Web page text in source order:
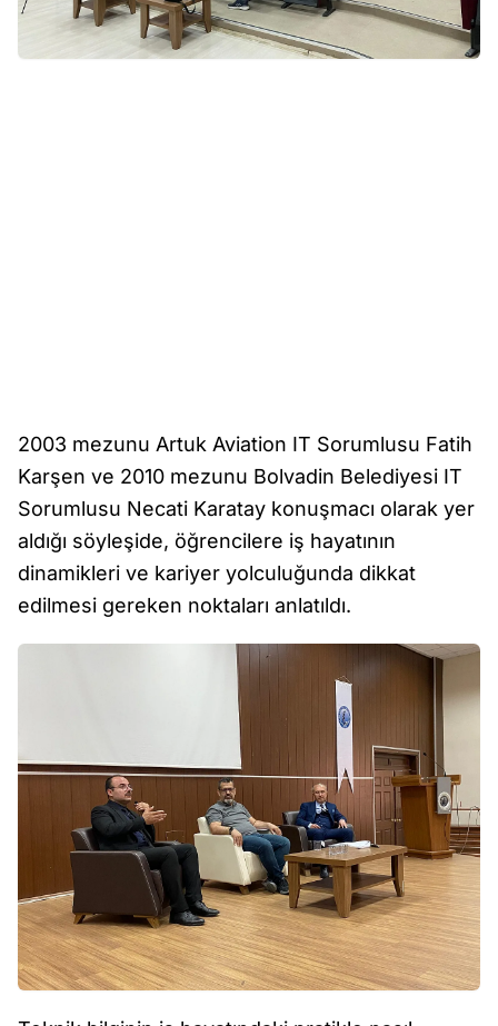
2003 mezunu Artuk Aviation IT Sorumlusu Fatih
Karşen ve 2010 mezunu Bolvadin Belediyesi IT
Sorumlusu Necati Karatay konuşmacı olarak yer
aldığı söyleşide, öğrencilere iş hayatının
dinamikleri ve kariyer yolculuğunda dikkat
edilmesi gereken noktaları anlatıldı.